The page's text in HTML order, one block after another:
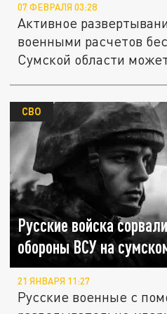
07 ФЕВРАЛЯ 03:28
Активное
военными расчетов
Сумской области
Русские войска
обороны ВСУ на
СВО
21 ЯНВАРЯ 11:27
Русские военные с